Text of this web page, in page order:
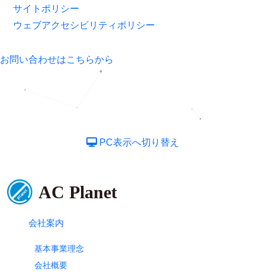
サイトポリシー
ウェブアクセシビリティポリシー
お問い合わせはこちらから
PC表示へ切り替え
会社案内
基本事業理念
会社概要